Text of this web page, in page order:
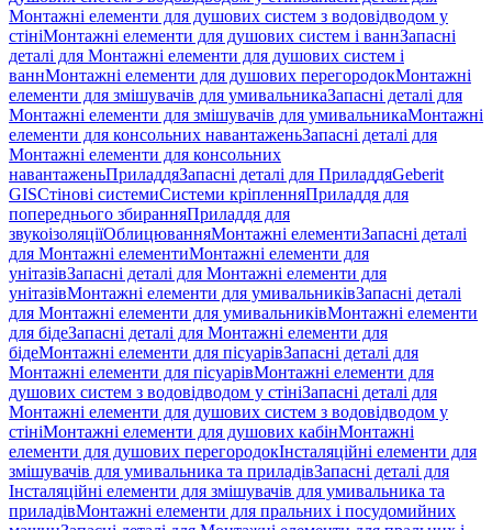
Монтажні елементи для душових систем з водовідводом у
стініМонтажні елементи для душових систем і ваннЗапасні
деталі для Монтажні елементи для душових систем і
ваннМонтажні елементи для душових перегородокМонтажні
елементи для змішувачів для умивальникаЗапасні деталі для
Монтажні елементи для змішувачів для умивальникаМонтажні
елементи для консольних навантаженьЗапасні деталі для
Монтажні елементи для консольних
навантаженьПриладдяЗапасні деталі для ПриладдяGeberit
GISСтінові системиСистеми кріпленняПриладдя для
попереднього збиранняПриладдя для
звукоізоляціїОблицюванняМонтажні елементиЗапасні деталі
для Монтажні елементиМонтажні елементи для
унітазівЗапасні деталі для Монтажні елементи для
унітазівМонтажні елементи для умивальниківЗапасні деталі
для Монтажні елементи для умивальниківМонтажні елементи
для бідеЗапасні деталі для Монтажні елементи для
бідеМонтажні елементи для пісуарівЗапасні деталі для
Монтажні елементи для пісуарівМонтажні елементи для
душових систем з водовідводом у стініЗапасні деталі для
Монтажні елементи для душових систем з водовідводом у
стініМонтажні елементи для душових кабінМонтажні
елементи для душових перегородокІнсталяційні елементи для
змішувачів для умивальника та приладівЗапасні деталі для
Інсталяційні елементи для змішувачів для умивальника та
приладівМонтажні елементи для пральних і посудомийних